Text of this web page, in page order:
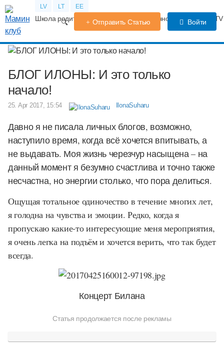
LV LT EE
Школа родителей Календарь беременности Форум
Отправить Статью Войти
БЛОГ ИЛОНЫ: И это только
начало!
25. Apr 2017, 15:54 IlonaSuharu
Давно я не писала личных блогов, возможно,
наступило время, когда всё хочется впитывать, а
не выдавать. Моя жизнь черезчур насыщена – на
данный момент я безумно счастлива и точно также
несчастна, но энергии столько, что пора делиться.
Ощущая тотальное одиночество в течение многих лет,
я голодна на чувства и эмоции. Редко, когда я
пропускаю какие-то интересующие меня мероприятия,
я очень легка на подъём и хочется верить, что так будет
всегда.
Концерт Билана
Статья продолжается после рекламы